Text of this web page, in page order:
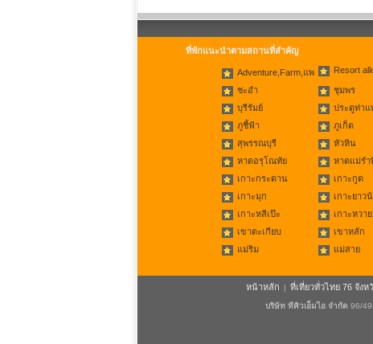
ที่พักแนะนำตามสถานที่สำคัญ
Adventure,Farm,แพ Resort
ชะอำ
ชุมพร
บุรีรัมย์
ประตูท่าแ
ภูชี้ฟ้า
ภูเก็ต
สุพรรณบุรี
หัวหิน
หาดอรุโณทัย
หาดแม่รำ
เกาะกระดาน
เกาะกูด
เกาะมุก
เกาะยาว
เกาะหลีเป๊ะ
เกาะหวาย
เขาตะเกียบ
เขาหลัก
แม่ริม
แม่สาย
หน้าหลัก | ที่เที่ยวทั่วไทย 76 จังห
บริษัท ทีคิวเอ็มไอ จำกัด 96/